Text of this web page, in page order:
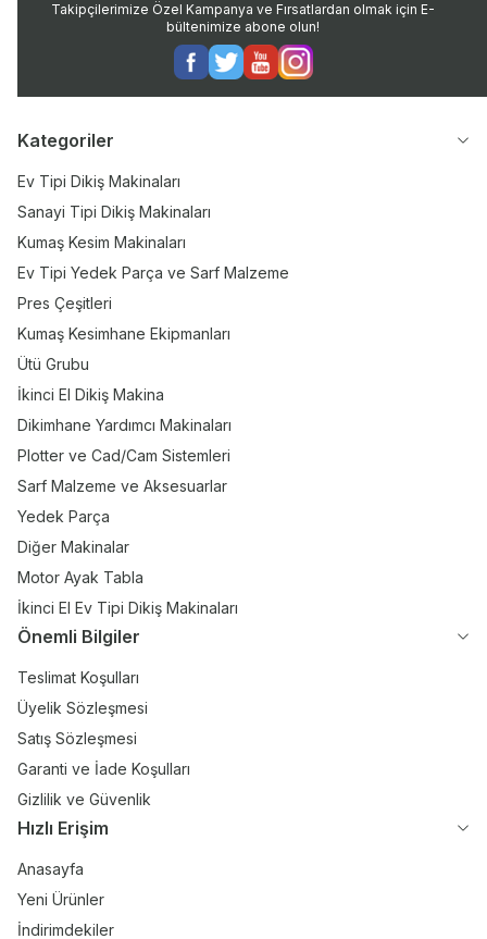
Takipçilerimize Özel Kampanya ve Fırsatlardan olmak için E-
bültenimize abone olun!
Facebook
TwitterYoutubeInstagram
Kategoriler
Ev Tipi Dikiş Makinaları
Sanayi Tipi Dikiş Makinaları
Kumaş Kesim Makinaları
Ev Tipi Yedek Parça ve Sarf Malzeme
Pres Çeşitleri
Kumaş Kesimhane Ekipmanları
Ütü Grubu
İkinci El Dikiş Makina
Dikimhane Yardımcı Makinaları
Plotter ve Cad/Cam Sistemleri
Sarf Malzeme ve Aksesuarlar
Yedek Parça
Diğer Makinalar
Motor Ayak Tabla
İkinci El Ev Tipi Dikiş Makinaları
Önemli Bilgiler
Teslimat Koşulları
Üyelik Sözleşmesi
Satış Sözleşmesi
Garanti ve İade Koşulları
Gizlilik ve Güvenlik
Hızlı Erişim
Anasayfa
Yeni Ürünler
İndirimdekiler